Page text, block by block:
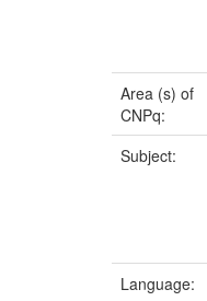
Area (s) of
CNPq:
Subject:
Language: